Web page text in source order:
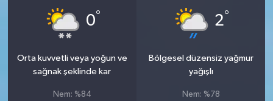
0°
Orta kuvvetli veya yoğun ve
sağnak şeklinde kar
Nem: %84
2°
Bölgesel düzensiz yağmur
yağışlı
Nem: %78